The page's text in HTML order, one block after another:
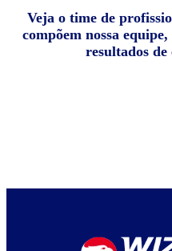
Veja o time de
compõem nossa
resultados de